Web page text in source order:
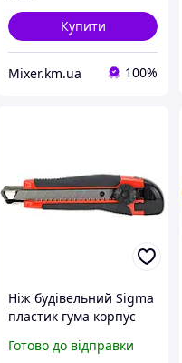
Купити
Mixer.km.ua 100%
Ніж будівельний Sigma
пластик гума корпус
замок
Готово до відправки